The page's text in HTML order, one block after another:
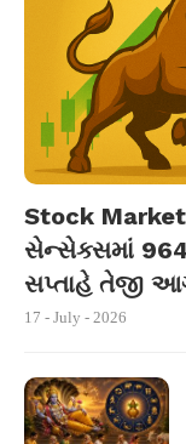
Stock Market
સેન્સેક્સમાં
સપ્તાહે તેજી
17 - July - 2026